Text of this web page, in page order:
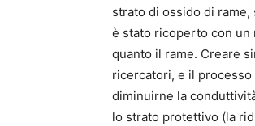
strato di ossido di
è stato ricoperto con un
quanto il rame. Creare
ricercatori, e il
diminuirne la
lo strato protettivo (la